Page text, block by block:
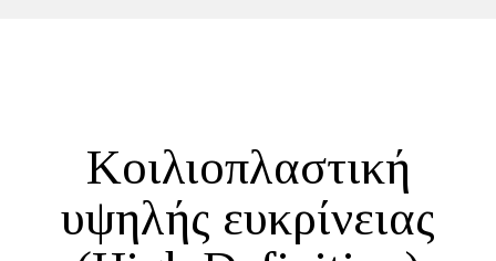
Κοιλιοπλαστική
υψηλής ευκρίνειας